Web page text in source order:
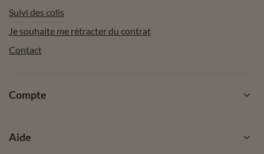
Suivi des colis
Je souhaite me rétracter du contrat
Contact
Compte
Aide